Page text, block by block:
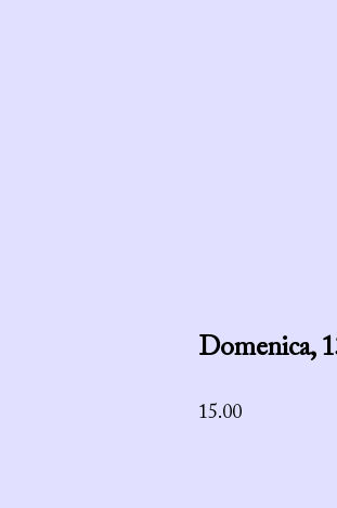
Domenica,
15.00 Trg